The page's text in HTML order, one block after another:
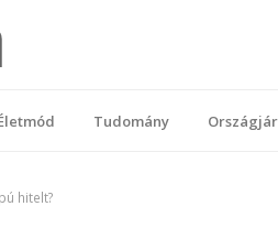
Tudomány
hitelt?